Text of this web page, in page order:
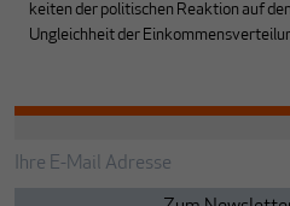
keiten der politischen Reaktion auf
Ungleichheit der